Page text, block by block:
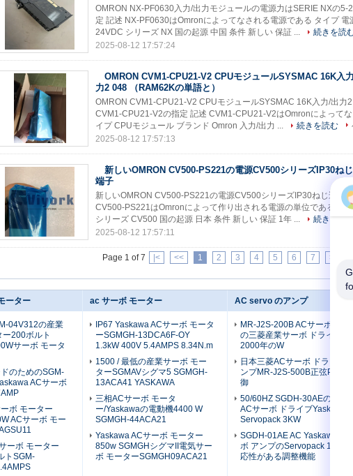
OMRON NX-PF0630入力/出力モジュールの電源力はSERIE NXの
定 記述 NX-PF0630はOmronによってなされる電源である タイプ
24VDC シリーズ NX 国の起源 中国 条件 新しい 保証 ...
続きを読
2025-08-12 17:57:24
OMRON CVM1-CPU21-V2 CPUモジュールSYSMAC 16K入
力2 048 （RAM62Kの単語と）
OMRON CVM1-CPU21-V2 CPUモジュールSYSMAC 16K入力/出力2
CVM1-CPU21-V2の指定 記述 CVM1-CPU21-V2はOmronによって
イプ CPUモジュール ブランド Omron 入力/出力 ...
続きを読む
2025-08-12 17:57:13
新しいOMRON CV500-PS221の電源CV500シリーズIP30ね
端子
新しいOMRON CV500-PS221の電源CV500シリーズIP30ねじ込み
CV500-PS221はOmronによって作り出される電源の単位である タ
シリーズ CV500 国の起源 日本 条件 新しい 保証 1年 ...
続きを読
2025-08-12 17:57:11
Page 1 of 7 |< << 1 2 3 4 5 6 7 >>
ーター
04V312の産業
200ボルト
サーボ モータ
のためのSGM-
ACサーボ
ボ モーター
ACサーボ モー
ーボ モーター
トSGM-
ac サーボ モーター
IP67 Yaskawa ACサーボ モータ
ーSGMGH-13DCA6F-OY
1.3kW 400V 5.4AMPS 8.34N.m
1500 / 最低の産業サーボ モー
ターSGMAVシグマ5 SGMGH-
13ACA41 YASKAWA
三相ACサーボ モータ
ー/Yaskawaの電動機4400 W
SGMGH-44ACA21
Yaskawa ACサーボ モーター
850w SGMGHシグマII電気サー
ボ モーターSGMGH09ACA21
AC servo のアンプ
MR-J2S-200B ACサーボ アン
の三菱産業サーボ ドライブ
2000年のW
日本三菱ACサーボ ドライブ ア
ンプMR-J2S-500B正弦PWM制
御
50/60HZ SGDH-30AEのアンプ
ACサーボ ドライブYaskawa
Servopack 3KW
SGDH-01AE AC Yaskawaサー
ボ アンプのServopack 100W適
応性がある調整機能